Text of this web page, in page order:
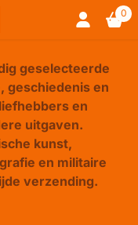
instellingen of 0
geselecteerde
geschiedenis en
en
uitgaven.
kunst,
en militaire
verzending.